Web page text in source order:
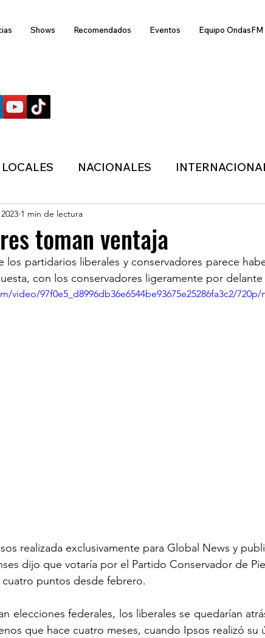
Shows Recomendados Eventos Equipo OndasFM
LOCALES NACIONALES
ECONÓMICA
POLÍTICA ONDASFM
toman ventaja
1 min de lectura
los partidarios liberales y conservadores parece
con los conservadores ligeramente por delante
video/97f0e5_d8996db36e6544be93675e25286fa3c2/
realizada exclusivamente para Global News y
dijo que votaría por el Partido Conservador de
puntos desde febrero.
elecciones federales, los liberales se quedarían
que hace cuatro meses, cuando Ipsos realizó su